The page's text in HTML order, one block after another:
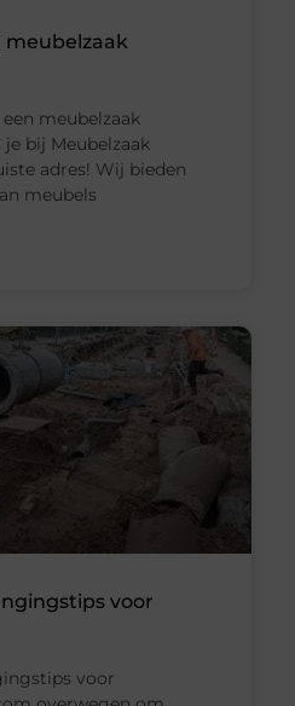
meubelzaak
meubelzaak
bij Meubelzaak
adres! Wij bieden
meubels
voor
voor